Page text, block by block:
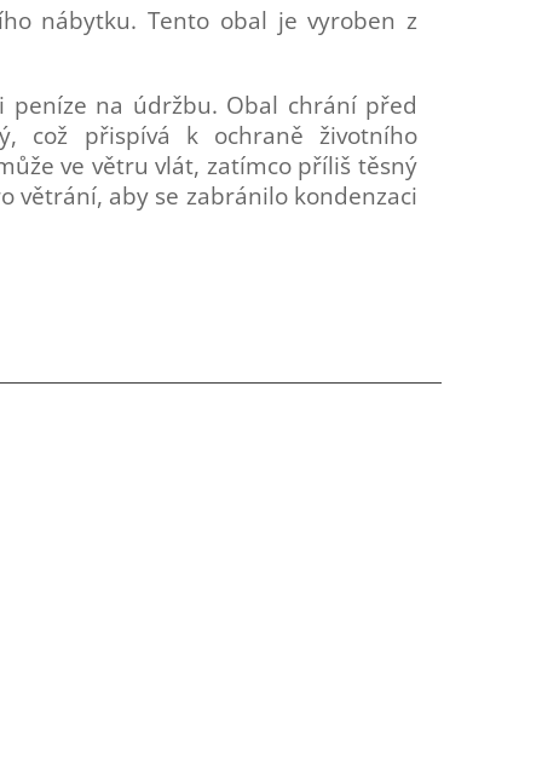
nábytku. Tento obal je vyroben z
na údržbu. Obal chrání před
což přispívá k ochraně životního
ve větru vlát, zatímco příliš těsný
větrání, aby se zabránilo kondenzaci